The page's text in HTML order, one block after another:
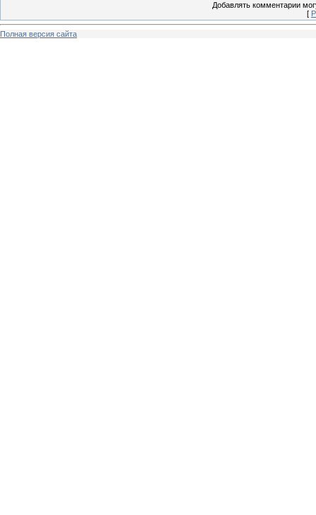
Добавлять комментарии
[
Полная версия сайта